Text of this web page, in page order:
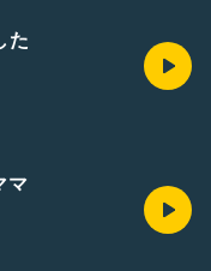
た
マ